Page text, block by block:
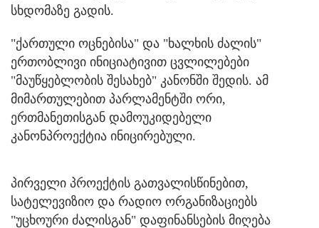
სხდომაზე გადის.
"ქართული ოცნებისა" და "ხალხის ძალის"
ერთობლივი ინიციატივით ცვლილებები
"მაუწყებლობის შესახებ" კანონში შედის. ამ
მიმართულებით პარლამენტში ორი,
ერთმანეთისგან დამოუკიდებელი
კანონპროექტია ინიცირებული.
პირველი პროექტის გათვალისწინებით,
სატელევიზიო და რადიო ორგანიზაციებს
"უცხოური ძალისგან" დაფინანსების მიღება